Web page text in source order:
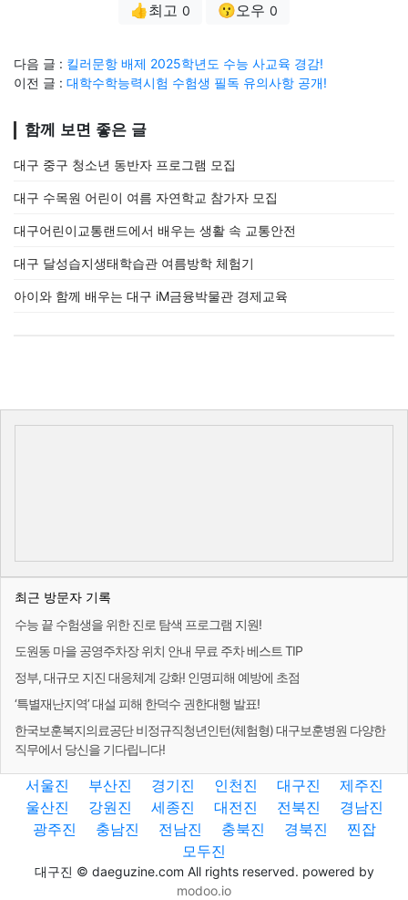
👍최고 0 😗오우 0
다음 글 : 킬러문항 배제 2025학년도 수능 사교육 경감!
이전 글 : 대학수학능력시험 수험생 필독 유의사항 공개!
함께 보면 좋은 글
대구 중구 청소년 동반자 프로그램 모집
대구 수목원 어린이 여름 자연학교 참가자 모집
대구어린이교통랜드에서 배우는 생활 속 교통안전
대구 달성습지생태학습관 여름방학 체험기
아이와 함께 배우는 대구 iM금융박물관 경제교육
최근 방문자 기록
수능 끝 수험생을 위한 진로 탐색 프로그램 지원!
도원동 마을 공영주차장 위치 안내 무료 주차 베스트 TIP
정부, 대규모 지진 대응체계 강화! 인명피해 예방에 초점
‘특별재난지역’ 대설 피해 한덕수 권한대행 발표!
한국보훈복지의료공단 비정규직청년인턴(체험형) 대구보훈병원 다양한
직무에서 당신을 기다립니다!
서울진 부산진 경기진 인천진 대구진
제주진
울산진
강원진 세종진 대전진 전북진
경남진
광주진
충남진 전남진 충북진 경북진
찐잡
모두진
대구진 © daeguzine.com All rights reserved. powered by
modoo.io